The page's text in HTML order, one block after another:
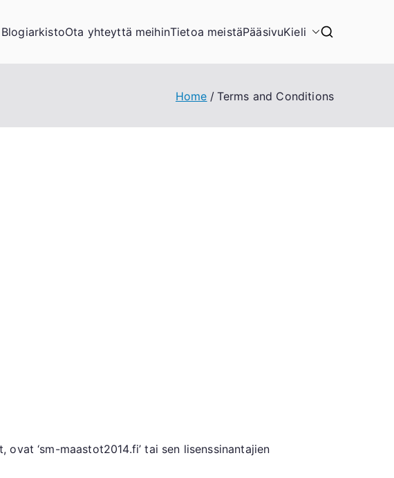
BlogiarkistoOta yhteyttä meihinTietoa meistäPääsivuKieli
Home Terms and Conditions
‘sm-maastot2014.fi’ tai sen lisenssinantajien